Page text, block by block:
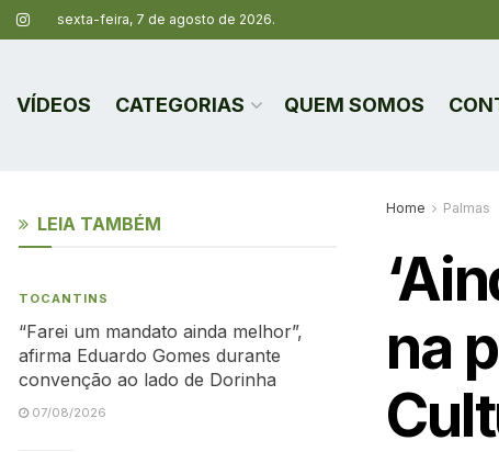
sexta-feira, 7 de agosto de 2026.
VÍDEOS CATEGORIAS QUEM SOMOS
Home Palmas
na
LEIA TAMBÉM
TOCANTINS
“Farei um mandato ainda melhor”,
afirma Eduardo Gomes durante
convenção ao lado de Dorinha
07/08/2026